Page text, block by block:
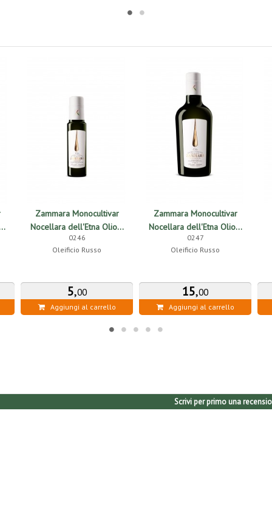
Zammara Monocultivar
Nocellara dell'Etna Olio...
0246
Oleificio Russo
5,00
Aggiungi al carrello
Zammara Monocultivar
Nocellara dell'Etna Olio...
0247
Oleificio Russo
15,00
Aggiungi al carrello
Scrivi per primo una